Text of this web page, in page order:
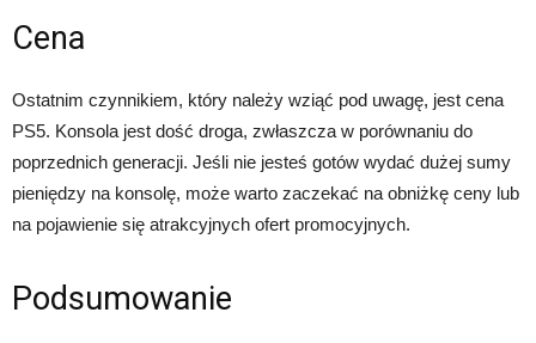
Cena
Ostatnim czynnikiem, który należy wziąć pod uwagę, jest cena
PS5. Konsola jest dość droga, zwłaszcza w porównaniu do
poprzednich generacji. Jeśli nie jesteś gotów wydać dużej sumy
pieniędzy na konsolę, może warto zaczekać na obniżkę ceny lub
na pojawienie się atrakcyjnych ofert promocyjnych.
Podsumowanie